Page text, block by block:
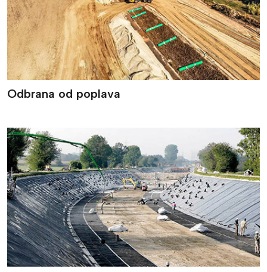
Odbrana od poplava